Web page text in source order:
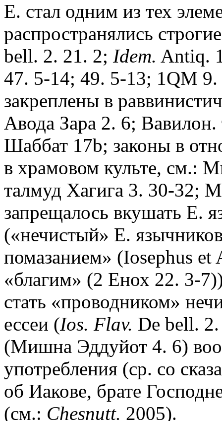
Е. стал одним из тех
распространялись
bell. 2. 21. 2; Idem. Antiq.
47. 5-14; 49. 5-13; 1QM
закреплены в
Авода Зара 2. 6;
Шаббат 17b; законы в
в храмовом культе, см.:
талмуд Хагига 3. 30-32;
запрещалось вкушать Е.
(«нечистый» Е.
помазанием» (Iosephus
«благим» (2 Енох 22. 3-
стать «проводником»
ессеи (Ios. Flav. De bell.
(Мишна Эддуйот 4. 6)
употребления (ср. со
об Иакове, брате
(см.: Chesnutt. 2005).